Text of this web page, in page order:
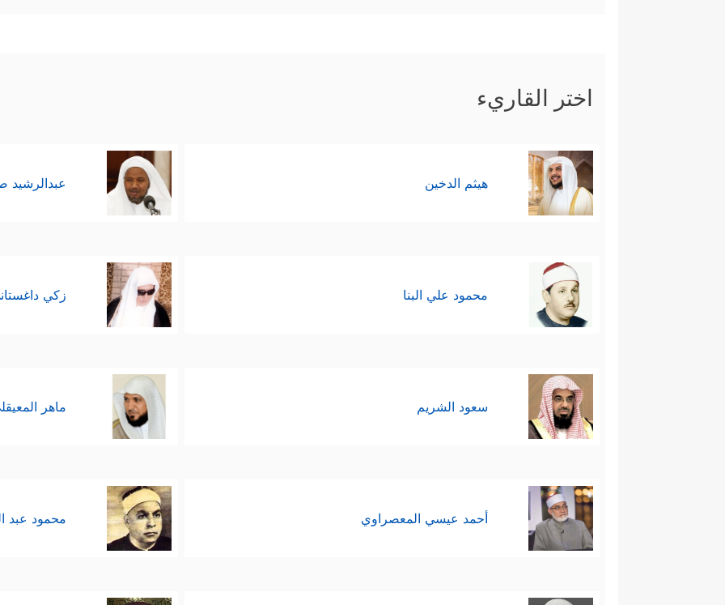
اختر القاريء
هيثم الدخين عبدالرشيد
محمود علي البنا زكي
سعود الشريم ماهر
أحمد عيسي المعصراوي محمود عبد